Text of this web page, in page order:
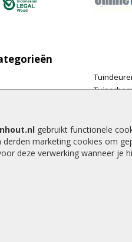
gebruikt functionele
marketing cookies om
deze verwerking wanneer je
Douglas